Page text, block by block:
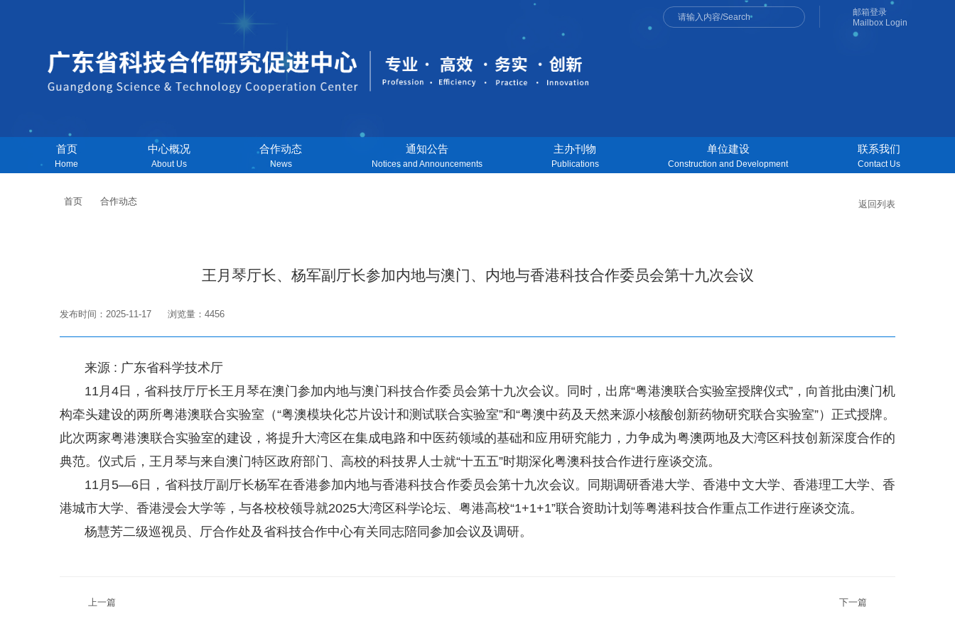
首页
Home
中心概况
About Us
合作动态
News
通知公告
Notices and Announcements
主办刊物
Publications
单位建设
Construction and Development
联系我们
Contact Us
邮箱登录
Mailbox Login
首页 合作动态 返回列表
王月琴厅长、杨军副厅长参加内地与澳门、内地与香港科技合作委员会第十九次会议
发布时间：2025-11-17 浏览量：4456
来源 : 广东省科学技术厅
11月4日，省科技厅厅长王月琴在澳门参加内地与澳门科技合作委员会第十九次会议。同时，出席“粤港澳联合实验室授牌仪式”，向首批由澳门机
构牵头建设的两所粤港澳联合实验室（“粤澳模块化芯片设计和测试联合实验室”和“粤澳中药及天然来源小核酸创新药物研究联合实验室”）正式授牌。
此次两家粤港澳联合实验室的建设，将提升大湾区在集成电路和中医药领域的基础和应用研究能力，力争成为粤澳两地及大湾区科技创新深度合作的
典范。仪式后，王月琴与来自澳门特区政府部门、高校的科技界人士就“十五五”时期深化粤澳科技合作进行座谈交流。
11月5—6日，省科技厅副厅长杨军在香港参加内地与香港科技合作委员会第十九次会议。同期调研香港大学、香港中文大学、香港理工大学、香
港城市大学、香港浸会大学等，与各校校领导就2025大湾区科学论坛、粤港高校“1+1+1”联合资助计划等粤港科技合作重点工作进行座谈交流。
杨慧芳二级巡视员、厅合作处及省科技合作中心有关同志陪同参加会议及调研。
上一篇 下一篇